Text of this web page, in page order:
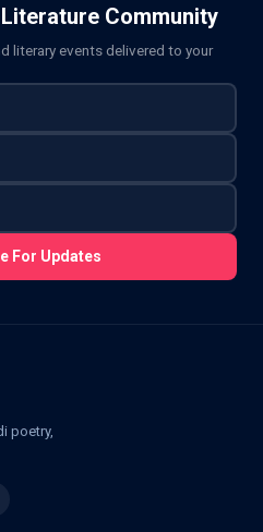
Community
literary events delivered to your
For Updates
poetry,